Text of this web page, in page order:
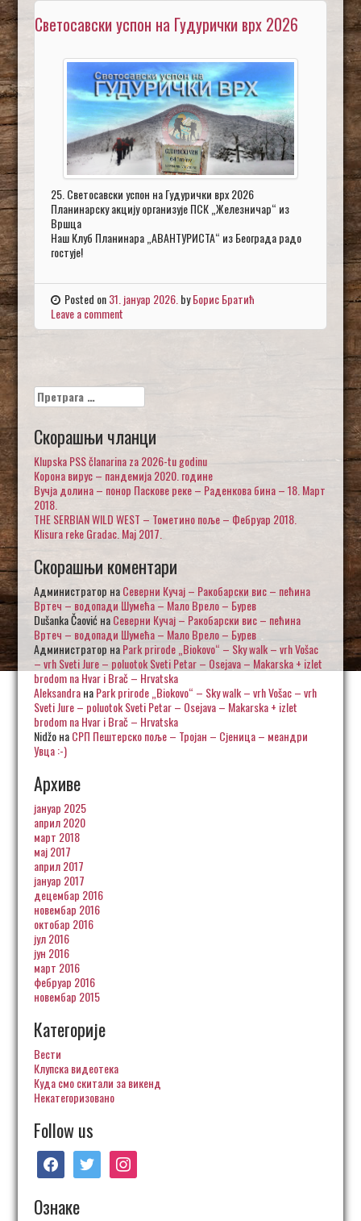
Светосавски успон на Гудурички врх 2026
25. Светосавски успон на Гудурички врх 2026
Планинарску акцију организује ПСК „Железничар“ из
Вршца
Наш Клуб Планинара „АВАНТУРИСТА“ из Београда радо
гостује!
Posted on31. јануар 2026.byБорис Братић
Leave a comment
Претрага
за:
Скорашњи чланци
Klupska PSS članarina za 2026-tu godinu
Корона вирус – пандемија 2020. године
Вучја долина – понор Паскове реке – Раденкова бина – 18. Март
2018.
THE SERBIAN WILD WEST – Тометино поље – Фебруар 2018.
Klisura reke Gradac. Maj 2017.
Скорашњи коментари
Администратор наСеверни Кучај – Ракобарски вис – пећина
Вртеч – водопади Шумећа – Мало Врело – Бурев
Dušanka ČaovićнаСеверни Кучај – Ракобарски вис – пећина
Вртеч – водопади Шумећа – Мало Врело – Бурев
Администратор наPark prirode „Biokovo“ – Sky walk – vrh Vošac
– vrh Sveti Jure – poluotok Sveti Petar – Osejava – Makarska + izlet
brodom na Hvar i Brač – Hrvatska
AleksandraнаPark prirode „Biokovo“ – Sky walk – vrh Vošac – vrh
Sveti Jure – poluotok Sveti Petar – Osejava – Makarska + izlet
brodom na Hvar i Brač – Hrvatska
NidžoнаСРП Пештерско поље – Тројан – Сјеница – меандри
Увца :-)
Архиве
јануар 2025
април 2020
март 2018
мај 2017
април 2017
јануар 2017
децембар 2016
новембар 2016
октобар 2016
јул 2016
јун 2016
март 2016
фебруар 2016
новембар 2015
Категорије
Вести
Клупска видеотека
Куда смо скитали за викенд
Некатегоризовано
Follow us
facebooktwitter instagram
Ознаке